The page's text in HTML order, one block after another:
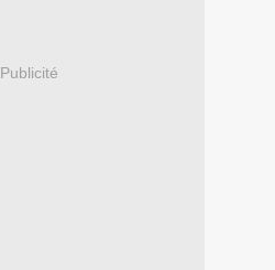
Publicité